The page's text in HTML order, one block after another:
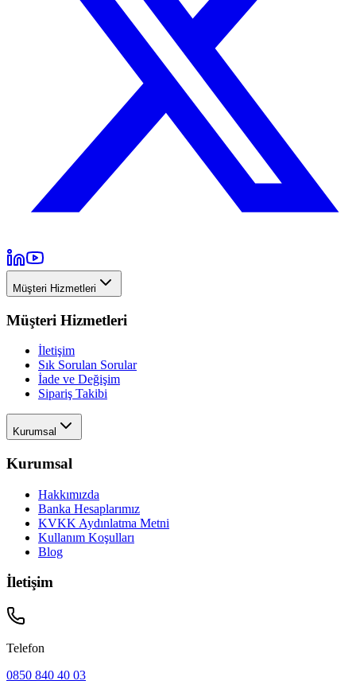
Müşteri Hizmetleri
Müşteri Hizmetleri
İletişim
Sık Sorulan Sorular
İade ve Değişim
Sipariş Takibi
Kurumsal
Kurumsal
Hakkımızda
Banka Hesaplarımız
KVKK Aydınlatma Metni
Kullanım Koşulları
Blog
İletişim
Telefon
0850 840 40 03